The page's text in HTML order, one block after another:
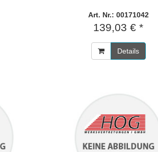
Art. Nr.: 00171042
139,03 € *
Details